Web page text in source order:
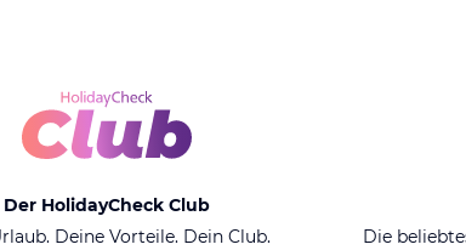
Der HolidayCheck Club
Deine Vorteile. Dein Club.
Die